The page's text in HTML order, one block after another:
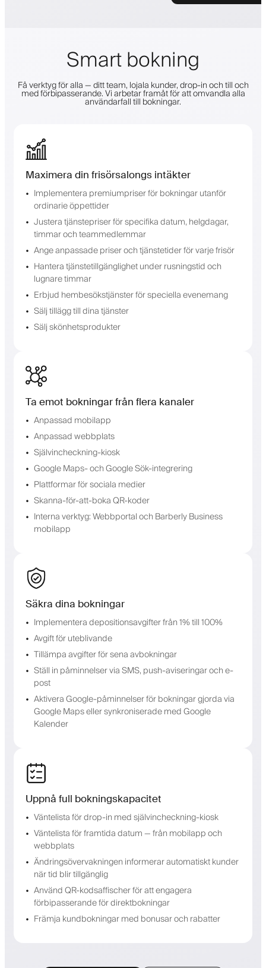
Smart bokning
Få verktyg för alla — ditt team, lojala kunder, drop-in och till och
med förbipasserande. Vi arbetar framåt för att omvandla alla
användarfall till bokningar.
Maximera din frisörsalongs intäkter
Implementera premiumpriser för bokningar utanför
ordinarie öppettider
Justera tjänstepriser för specifika datum, helgdagar,
timmar och teammedlemmar
Ange anpassade priser och tjänstetider för varje frisör
Hantera tjänstetillgänglighet under rusningstid och
lugnare timmar
Erbjud hembesökstjänster för speciella evenemang
Sälj tillägg till dina tjänster
Sälj skönhetsprodukter
Ta emot bokningar från flera kanaler
Anpassad mobilapp
Anpassad webbplats
Självincheckning-kiosk
Google Maps- och Google Sök-integrering
Plattformar för sociala medier
Skanna-för-att-boka QR-koder
Interna verktyg: Webbportal och Barberly Business
mobilapp
Säkra dina bokningar
Implementera depositionsavgifter från 1% till 100%
Avgift för uteblivande
Tillämpa avgifter för sena avbokningar
Ställ in påminnelser via SMS, push-aviseringar och e-
post
Aktivera Google-påminnelser för bokningar gjorda via
Google Maps eller synkroniserade med Google
Kalender
Uppnå full bokningskapacitet
Väntelista för drop-in med självincheckning-kiosk
Väntelista för framtida datum — från mobilapp och
webbplats
Ändringsövervakningen informerar automatiskt kunder
när tid blir tillgänglig
Använd QR-kodsaffischer för att engagera
förbipasserande för direktbokningar
Främja kundbokningar med bonusar och rabatter